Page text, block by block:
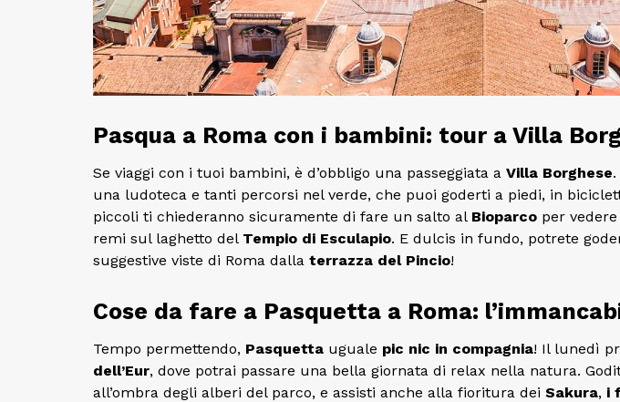
Pasqua a Roma con i bambini: tour a Villa
Se viaggi con i tuoi bambini, è d’obbligo una passeggiata a Villa Borghese
una ludoteca e tanti percorsi nel verde, che puoi goderti a piedi, in
piccoli ti chiederanno sicuramente di fare un salto al Bioparco per
remi sul laghetto del Tempio di Esculapio. E dulcis in fundo, potrete
suggestive viste di Roma dalla terrazza del Pincio!
Cose da fare a Pasquetta a Roma:
Tempo permettendo, Pasquetta uguale pic nic in compagnia! Il lunedì
dell’Eur, dove potrai passare una bella giornata di relax nella natura.
all’ombra degli alberi del parco, e assisti anche alla fioritura dei Sakura, i